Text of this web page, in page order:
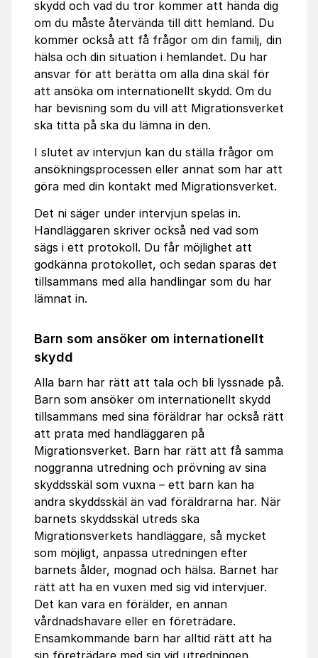
skydd och vad du tror kommer att hända dig
om du måste återvända till ditt hemland. Du
kommer också att få frågor om din familj, din
hälsa och din situation i hemlandet. Du har
ansvar för att berätta om alla dina skäl för
att ansöka om internationellt skydd. Om du
har bevisning som du vill att Migrationsverket
ska titta på ska du lämna in den.
I slutet av intervjun kan du ställa frågor om
ansökningsprocessen eller annat som har att
göra med din kontakt med Migrationsverket.
Det ni säger under intervjun spelas in.
Handläggaren skriver också ned vad som
sägs i ett protokoll. Du får möjlighet att
godkänna protokollet, och sedan sparas det
tillsammans med alla handlingar som du har
lämnat in.
Barn som ansöker om internationellt
skydd
Alla barn har rätt att tala och bli lyssnade på.
Barn som ansöker om internationellt skydd
tillsammans med sina föräldrar har också rätt
att prata med handläggaren på
Migrationsverket. Barn har rätt att få samma
noggranna utredning och prövning av sina
skyddsskäl som vuxna – ett barn kan ha
andra skyddsskäl än vad föräldrarna har. När
barnets skyddsskäl utreds ska
Migrationsverkets handläggare, så mycket
som möjligt, anpassa utredningen efter
barnets ålder, mognad och hälsa. Barnet har
rätt att ha en vuxen med sig vid intervjuer.
Det kan vara en förälder, en annan
vårdnadshavare eller en företrädare.
Ensamkommande barn har alltid rätt att ha
sin företrädare med sig vid utredningen.